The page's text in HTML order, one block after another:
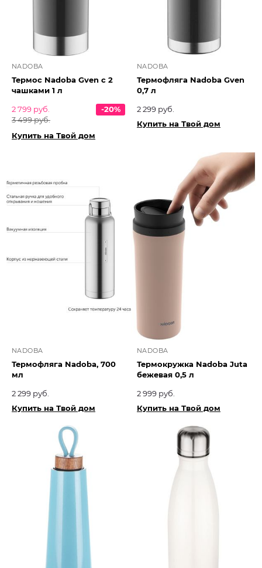
NADOBA
Термос Nadoba Gven с 2
чашками 1 л
2 799 руб.
3 499 руб.
-20%
Купить на Твой дом
NADOBA
Термофляга Nadoba Gven
0,7 л
2 299 руб.
Купить на Твой дом
NADOBA
Термофляга Nadoba, 700
мл
2 299 руб.
Купить на Твой дом
NADOBA
Термокружка Nadoba Juta
бежевая 0,5 л
2 999 руб.
Купить на Твой дом